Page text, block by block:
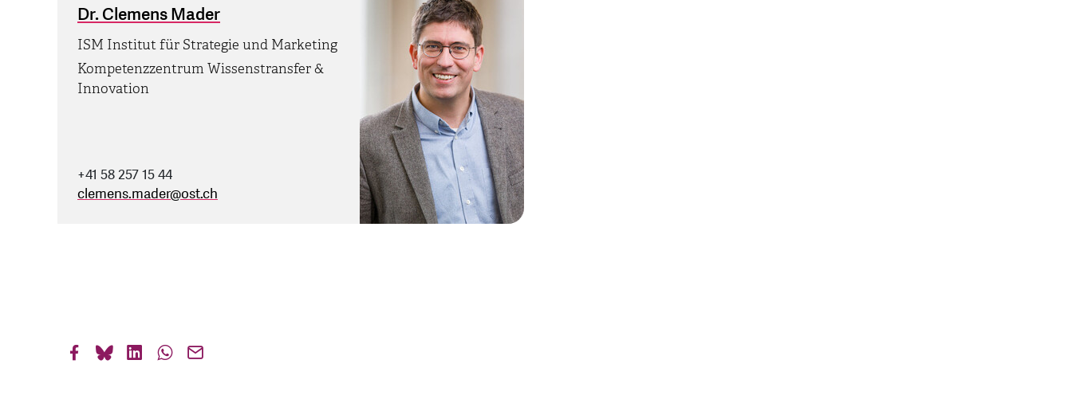
Dr. Clemens Mader
ISM Institut für Strategie und Marketing
Kompetenzzentrum Wissenstransfer &
Innovation
+41 58 257 15 44
clemens.mader@ost.ch